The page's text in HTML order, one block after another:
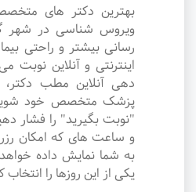
بهترین دکتر های
ویروس شناسی در شهر
رسانی بیشتر و راحتی
اینترنتی و آنلاین نوبت
دهی آنلاین مطب دکتر،
پزشک متخصص خود
"نوبت بگیرید" را فشار
و ساعت های که امکان
به شما نمایش داده
یکی از این روزها را انتخاب